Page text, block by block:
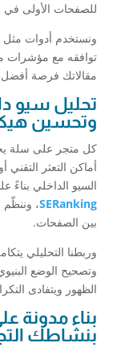
للصفحات الأولى
ونستخدم أدوات مثل
توافقه مع مؤشرات
مقالاتك فرصة أفضل
تحليل سيو
وتحسين
كل متجر على سلة
أماكن التعثر
السيو الداخلي بناءً
SERanking، وننظّم
بين الصفحات.
وربطنا التحليلي
وتصحيح الوضع
الظهور ويتفادى
بناء مدونة
بنشاطك